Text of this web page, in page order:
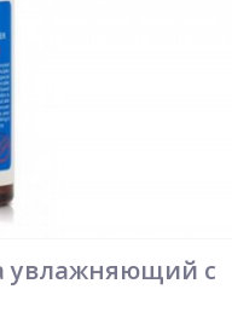
увлажняющий с